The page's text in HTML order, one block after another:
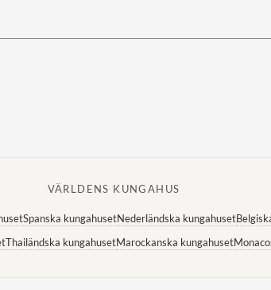
VÄRLDENS KUNGAHUS
Spanska kungahusetNederländska kungahuset
Thailändska kungahusetMarockanska kungahuset